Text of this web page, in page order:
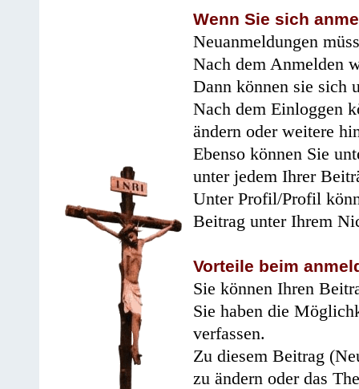
Wenn Sie sich
Neuanmeldungen
Nach dem Anmelden
Dann können sie sich
Nach dem Einloggen
ändern oder weitere
Ebenso können Sie
unter jedem Ihrer
Unter Profil/Profil
Beitrag unter Ihrem
Vorteile beim
Sie können Ihren
Sie haben die
verfassen.
Zu diesem Beitrag
zu ändern oder das